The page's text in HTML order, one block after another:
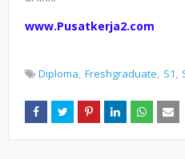
www.Pusatkerja2.com
Diploma Freshgraduate S1